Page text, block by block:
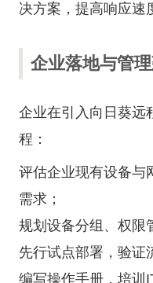
决方案，提高响应速
企业落地与管
企业在引入向日葵远
程：
评估企业现有设备与
需求；
规划设备分组、权限
先行试点部署，验证
编写操作手册，培训